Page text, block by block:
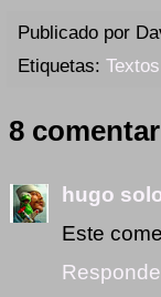
Publicado por
Etiquetas:
8
hugo
Este